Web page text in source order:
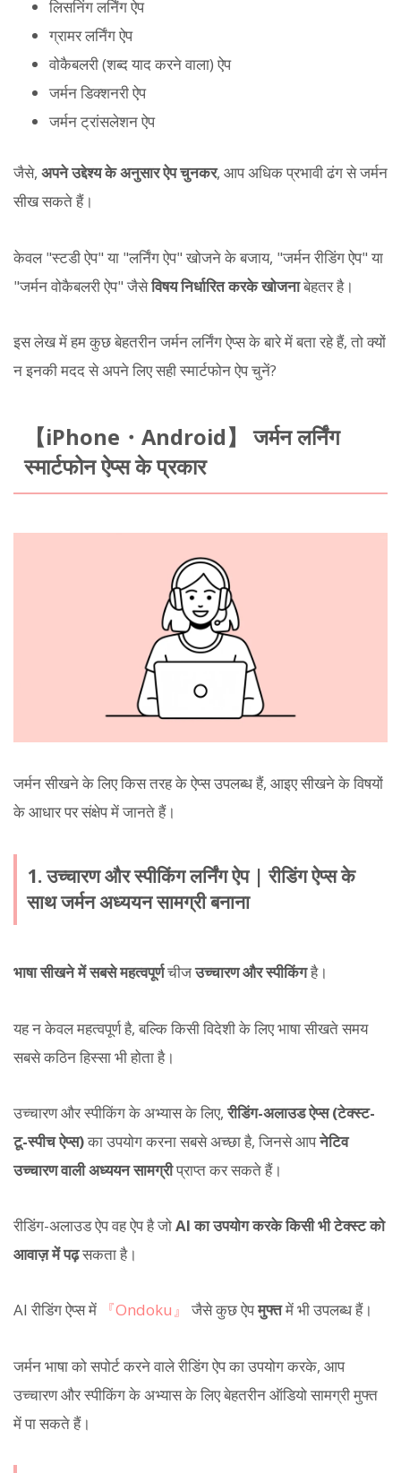
लिसनिंग लर्निंग ऐप
ग्रामर लर्निंग ऐप
वोकैबलरी (शब्द याद करने वाला) ऐप
जर्मन डिक्शनरी ऐप
जर्मन ट्रांसलेशन ऐप
जैसे, अपने उद्देश्य के अनुसार ऐप चुनकर, आप अधिक प्रभावी ढंग से जर्मन
सीख सकते हैं।
केवल "स्टडी ऐप" या "लर्निंग ऐप" खोजने के बजाय, "जर्मन रीडिंग ऐप" या
"जर्मन वोकैबलरी ऐप" जैसेविषय निर्धारित करके खोजनाबेहतर है।
इस लेख में हम कुछ बेहतरीन जर्मन लर्निंग ऐप्स के बारे में बता रहे हैं, तो क्यों
न इनकी मदद से अपने लिए सही स्मार्टफोन ऐप चुनें?
【iPhone・Android】 जर्मन लर्निंग
स्मार्टफोन ऐप्स के प्रकार
जर्मन सीखने के लिए किस तरह के ऐप्स उपलब्ध हैं, आइए सीखने के विषयों
के आधार पर संक्षेप में जानते हैं।
1. उच्चारण और स्पीकिंग लर्निंग ऐप | रीडिंग ऐप्स के
साथ जर्मन अध्ययन सामग्री बनाना
भाषा सीखने में सबसे महत्वपूर्णचीजउच्चारण और स्पीकिंगहै।
यह न केवल महत्वपूर्ण है, बल्कि किसी विदेशी के लिए भाषा सीखते समय
सबसे कठिन हिस्सा भी होता है।
उच्चारण और स्पीकिंग के अभ्यास के लिए,रीडिंग-अलाउड ऐप्स (टेक्स्ट-
टू-स्पीच ऐप्स)का उपयोग करना सबसे अच्छा है, जिनसे आपनेटिव
उच्चारण वाली अध्ययन सामग्रीप्राप्त कर सकते हैं।
रीडिंग-अलाउड ऐप वह ऐप है जोAI का उपयोग करके किसी भी टेक्स्ट को
आवाज़ में पढ़सकता है।
AI रीडिंग ऐप्स में 『Ondoku』 जैसे कुछ ऐपमुफ्तमें भी उपलब्ध हैं।
जर्मन भाषा को सपोर्ट करने वाले रीडिंग ऐप का उपयोग करके, आप
उच्चारण और स्पीकिंग के अभ्यास के लिए बेहतरीन ऑडियो सामग्री मुफ्त
में पा सकते हैं।